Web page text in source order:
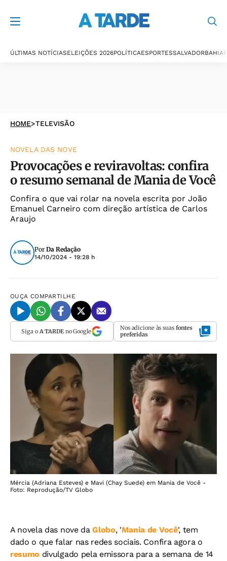
ÚLTIMAS NOTÍCIASELEIÇÕES 2026POLÍTICAESPORTESSALVADORBAHIA
HOME>TELEVISÃO
NOVELA DAS NOVE
Provocações e reviravoltas: confira
o resumo semanal de Mania de Você
Confira o que vai rolar na novela escrita por João
Emanuel Carneiro com direção artística de Carlos
Araujo
Por Da Redação
14/10/2024 - 19:28 h
OUÇA COMPARTILHE
Siga o A TARDEno Google Nos adicione às suas fontes
preferidas
Mércia (Adriana Esteves) e Mavi (Chay Suede) em Mania de Você -
Foto: Reprodução/TV Globo
A novela das nove daGlobo, 'Mania de Você', tem
dado o que falar nas redes sociais. Confira agora o
resumo divulgado pela emissora para a semana de 14